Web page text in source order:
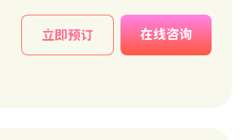
立即预订 在线咨询